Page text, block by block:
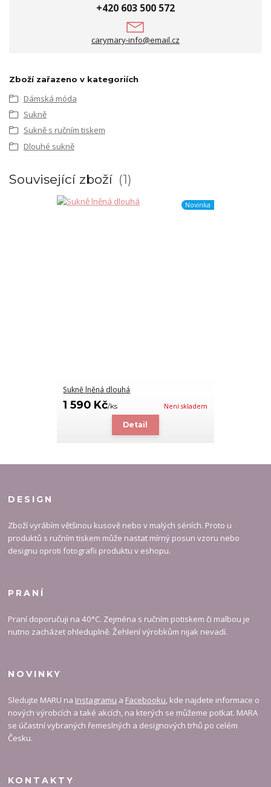
+420 603 500 572
carymary-info@email.cz
Zboží zařazeno v kategoriích
Dámská móda
Sukně
Sukně s ručním tiskem
Dlouhé sukně
Související zboží 1
Novinka
Sukně lněná dlouhá
1 590 Kč/ks Není skladem
Detail
DESIGN
Zboží vyrábím většinou kusově nebo v malých sériích. Proto u
produktů s ručním tiskem může nastat mírný posun vzoru nebo
designu oproti fotografii produktu v eshopu.
PRANÍ
Praní doporučuji na 40°C. Zejména s ručním potiskem či malbou je
nutno zacházet ohleduplně. Žehlení výrobkům nijak nevadí.
NOVINKY
Sledujte MARU na Instagramu a Facebooku, kde najdete informace o
nových výrobcích a také akcích, na kterých se můžeme potkat. MARA
se účastní vybraných řemeslných a designových trhů po celém
Česku.
KONTAKTY